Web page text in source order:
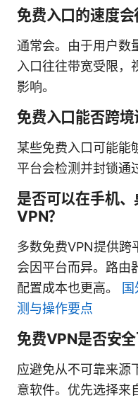
免费入口的速度会
通常会。由于用户数
入口往往带宽受限，
影响。
免费入口能否跨境
某些免费入口可能能
平台会检测并封锁通
是否可以在手机
VPN？
多数免费VPN提供跨
会因平台而异。路由
配置成本也更高。
测与操作要点
免费VPN是否安全
应避免从不可靠来源
意软件。优先选择来